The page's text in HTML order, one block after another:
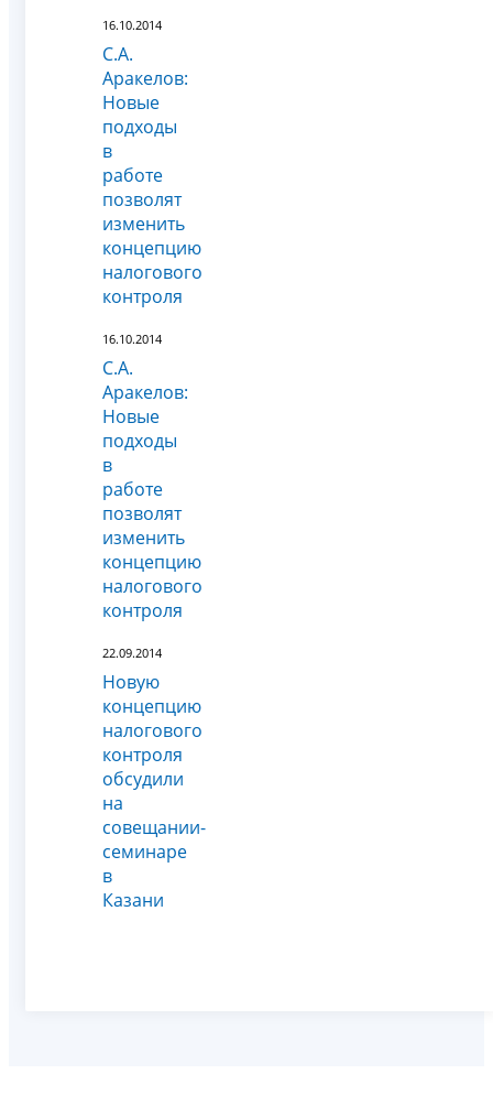
16.10.2014
С.А.
Аракелов:
Новые
подходы
в
работе
позволят
изменить
концепцию
налогового
контроля
16.10.2014
С.А.
Аракелов:
Новые
подходы
в
работе
позволят
изменить
концепцию
налогового
контроля
22.09.2014
Новую
концепцию
налогового
контроля
обсудили
на
совещании-
семинаре
в
Казани